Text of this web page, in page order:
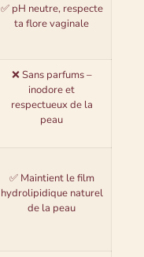
✅ pH neutre, respecte
ta flore vaginale
❌ Sans parfums –
inodore et
respectueux de la
peau
✅ Maintient le film
hydrolipidique naturel
de la peau